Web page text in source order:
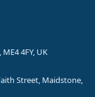
4FY, UK
Street, Maidstone,